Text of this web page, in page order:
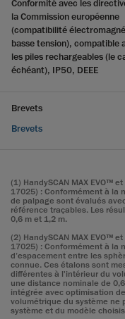
Conformité avec les
la Commission européenne
(compatibilité
basse tension), compatible
les piles rechargeables (le
échéant), IP50, DEEE
Brevets
Brevets
(1) HandySCAN MAX EVO™
17025) : Conformément à la
de palpage sont évalués
référence traçables. Les
0,6 m et 1,2 m.
(2) HandySCAN MAX EVO™
17025) : Conformément à la
d’espacement entre les
connue. Ces étalons sont
différentes à l'intérieur du
une distance nominale de
intégrée avec optimisation
volumétrique du système ne
système et du modèle